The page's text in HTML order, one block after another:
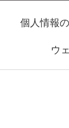
個人情報
ウ